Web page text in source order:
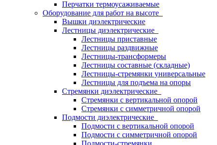
Перчатки термоусаживаемые
Оборудование для работ на высоте
Вышки диэлектрические
Лестницы диэлектрические
Лестницы приставные
Лестницы раздвижные
Лестницы-трансформеры
Лестницы составные (складные)
Лестницы-стремянки универсальные
Лестницы для подъема на опоры
Стремянки диэлектрические
Стремянки с вертикальной опорой
Стремянки с симметричной опорой
Подмости диэлектрические
Подмости с вертикальной опорой
Подмости с симметричной опорой
Подмости-стремянки